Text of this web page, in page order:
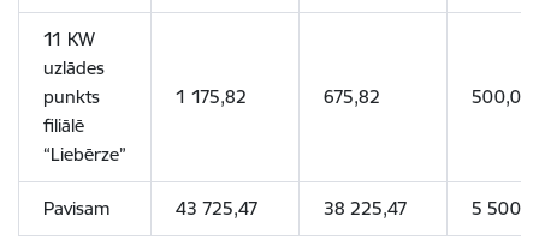
11 KW
uzlādes
punkts
filiālē
“Liebērze”
1 175,82 675,82 500,00
Pavisam 43 725,47 38 225,47 5